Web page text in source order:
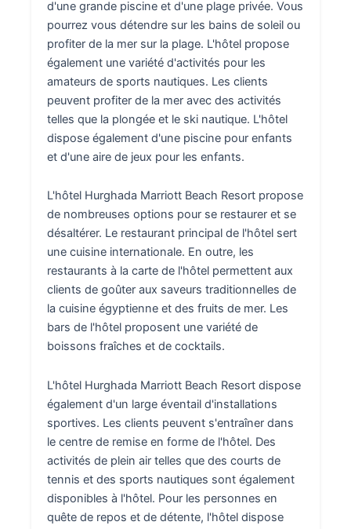
d'une grande piscine et d'une plage privée. Vous
pourrez vous détendre sur les bains de soleil ou
profiter de la mer sur la plage. L'hôtel propose
également une variété d'activités pour les
amateurs de sports nautiques. Les clients
peuvent profiter de la mer avec des activités
telles que la plongée et le ski nautique. L'hôtel
dispose également d'une piscine pour enfants
et d'une aire de jeux pour les enfants.
L'hôtel Hurghada Marriott Beach Resort propose
de nombreuses options pour se restaurer et se
désaltérer. Le restaurant principal de l'hôtel sert
une cuisine internationale. En outre, les
restaurants à la carte de l'hôtel permettent aux
clients de goûter aux saveurs traditionnelles de
la cuisine égyptienne et des fruits de mer. Les
bars de l'hôtel proposent une variété de
boissons fraîches et de cocktails.
L'hôtel Hurghada Marriott Beach Resort dispose
également d'un large éventail d'installations
sportives. Les clients peuvent s'entraîner dans
le centre de remise en forme de l'hôtel. Des
activités de plein air telles que des courts de
tennis et des sports nautiques sont également
disponibles à l'hôtel. Pour les personnes en
quête de repos et de détente, l'hôtel dispose